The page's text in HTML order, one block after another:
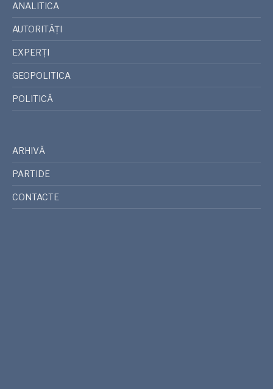
ANALITICA
AUTORITĂȚI
EXPERȚI
GEOPOLITICA
POLITICĂ
ARHIVĂ
PARTIDE
CONTACTE